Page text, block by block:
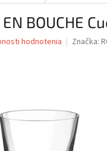
BOUCHE
hodnotenia Značka: